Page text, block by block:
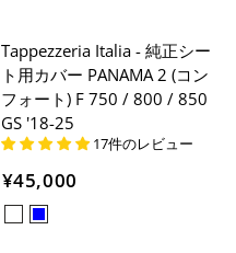
Tappezzeria Italia - 純正シー
ト用カバー PANAMA 2 (コン
フォート) F 750 / 800 / 850
GS '18-25
17件のレビュー
¥45,000